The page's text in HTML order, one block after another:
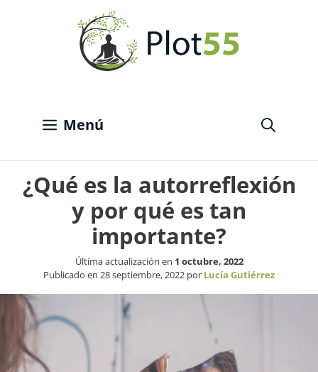
Menú
¿Qué es la autorreflexión
y por qué es tan
importante?
Última actualización en 1 octubre, 2022
Publicado en 28 septiembre, 2022 por Lucía Gutiérrez